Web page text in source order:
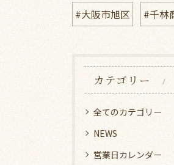
#大阪市旭区
#千林
カテゴリー
全てのカテゴリー
NEWS
営業日カレンダー